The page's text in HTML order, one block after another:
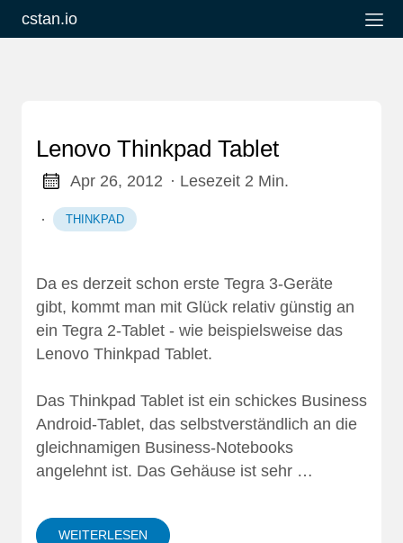
cstan.io
Lenovo Thinkpad Tablet
Apr 26, 2012 · Lesezeit 2 Min.
· THINKPAD
Da es derzeit schon erste Tegra 3-Geräte
gibt, kommt man mit Glück relativ günstig an
ein Tegra 2-Tablet - wie beispielsweise das
Lenovo Thinkpad Tablet.
Das Thinkpad Tablet ist ein schickes Business
Android-Tablet, das selbstverständlich an die
gleichnamigen Business-Notebooks
angelehnt ist. Das Gehäuse ist sehr …
WEITERLESEN